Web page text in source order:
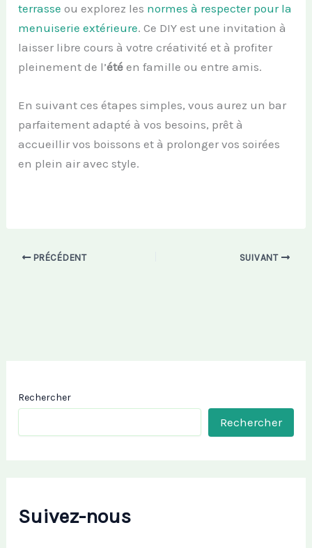
terrasse ou explorez les normes à respecter pour la
menuiserie extérieure. Ce DIY est une invitation à
laisser libre cours à votre créativité et à profiter
pleinement de l’été en famille ou entre amis.
En suivant ces étapes simples, vous aurez un bar
parfaitement adapté à vos besoins, prêt à
accueillir vos boissons et à prolonger vos soirées
en plein air avec style.
PRÉCÉDENT SUIVANT
Rechercher
Rechercher
Suivez-nous